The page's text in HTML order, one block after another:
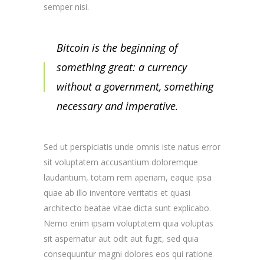
semper nisi.
Bitcoin is the beginning of
something great: a currency
without a government, something
necessary and imperative.
Sed ut perspiciatis unde omnis iste natus error
sit voluptatem accusantium doloremque
laudantium, totam rem aperiam, eaque ipsa
quae ab illo inventore veritatis et quasi
architecto beatae vitae dicta sunt explicabo.
Nemo enim ipsam voluptatem quia voluptas
sit aspernatur aut odit aut fugit, sed quia
consequuntur magni dolores eos qui ratione